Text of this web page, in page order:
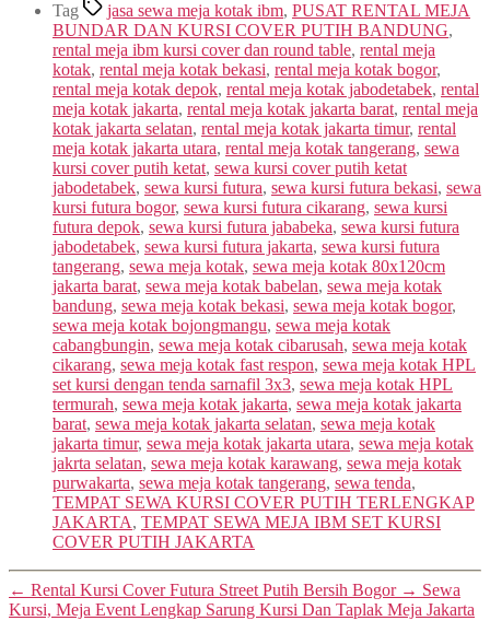
Tag jasa sewa meja kotak ibm, PUSAT RENTAL MEJA
BUNDAR DAN KURSI COVER PUTIH BANDUNG,
rental meja ibm kursi cover dan round table, rental meja
kotak, rental meja kotak bekasi, rental meja kotak bogor,
rental meja kotak depok, rental meja kotak jabodetabek, rental
meja kotak jakarta, rental meja kotak jakarta barat, rental meja
kotak jakarta selatan, rental meja kotak jakarta timur, rental
meja kotak jakarta utara, rental meja kotak tangerang, sewa
kursi cover putih ketat, sewa kursi cover putih ketat
jabodetabek, sewa kursi futura, sewa kursi futura bekasi, sewa
kursi futura bogor, sewa kursi futura cikarang, sewa kursi
futura depok, sewa kursi futura jababeka, sewa kursi futura
jabodetabek, sewa kursi futura jakarta, sewa kursi futura
tangerang, sewa meja kotak, sewa meja kotak 80x120cm
jakarta barat, sewa meja kotak babelan, sewa meja kotak
bandung, sewa meja kotak bekasi, sewa meja kotak bogor,
sewa meja kotak bojongmangu, sewa meja kotak
cabangbungin, sewa meja kotak cibarusah, sewa meja kotak
cikarang, sewa meja kotak fast respon, sewa meja kotak HPL
set kursi dengan tenda sarnafil 3x3, sewa meja kotak HPL
termurah, sewa meja kotak jakarta, sewa meja kotak jakarta
barat, sewa meja kotak jakarta selatan, sewa meja kotak
jakarta timur, sewa meja kotak jakarta utara, sewa meja kotak
jakrta selatan, sewa meja kotak karawang, sewa meja kotak
purwakarta, sewa meja kotak tangerang, sewa tenda,
TEMPAT SEWA KURSI COVER PUTIH TERLENGKAP
JAKARTA, TEMPAT SEWA MEJA IBM SET KURSI
COVER PUTIH JAKARTA
← Rental Kursi Cover Futura Street Putih Bersih Bogor → Sewa
Kursi, Meja Event Lengkap Sarung Kursi Dan Taplak Meja Jakarta